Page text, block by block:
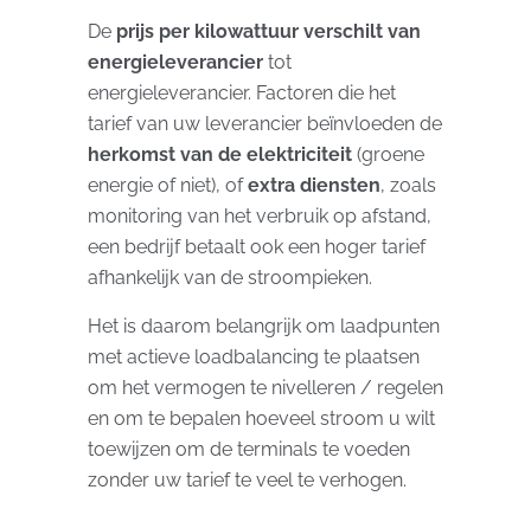
De prijs per kilowattuur verschilt van
energieleverancier tot
energieleverancier. Factoren die het
tarief van uw leverancier beïnvloeden de
herkomst van de elektriciteit (groene
energie of niet), ofextra diensten, zoals
monitoring van het verbruik op afstand,
een bedrijf betaalt ook een hoger tarief
afhankelijk van de stroompieken.
Het is daarom belangrijk om laadpunten
met actieve loadbalancing te plaatsen
om het vermogen te nivelleren / regelen
en om te bepalen hoeveel stroom u wilt
toewijzen om de terminals te voeden
zonder uw tarief te veel te verhogen.